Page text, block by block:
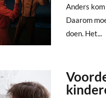
Anders
Daarom
doen. Het...